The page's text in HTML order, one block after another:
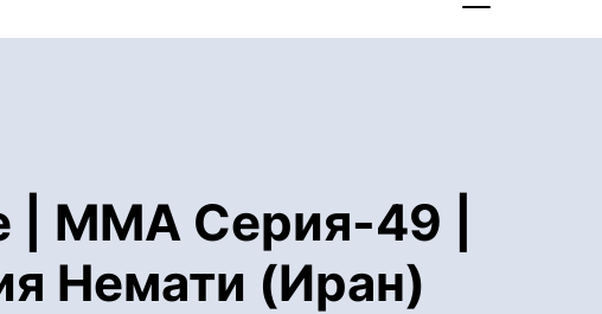
ММА Серия-49 |
Немати (Иран)